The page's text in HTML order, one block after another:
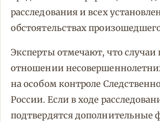
расследования и всех
обстоятельствах
Эксперты отмечают, что случаи
отношении
на особом контроле
России. Если в ходе
подтвердятся дополнительные